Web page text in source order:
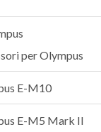
per Olympus
E-M10
E-M5 Mark II